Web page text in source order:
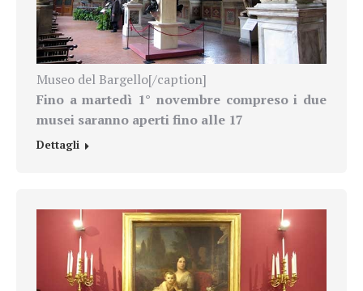
Museo del Bargello[/caption]
Fino a martedì 1° novembre compreso i due
musei saranno aperti fino alle 17
Dettagli